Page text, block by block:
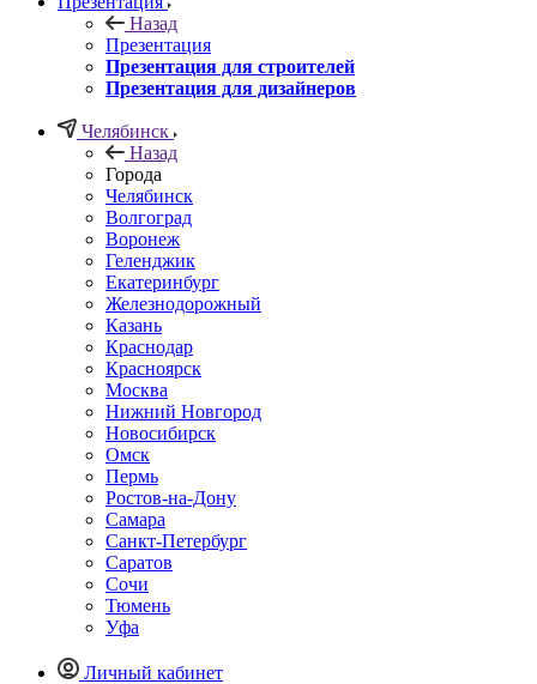
Назад
Презентация
Презентация для строителей
Презентация для дизайнеров
Челябинск
Назад
Города
Челябинск
Волгоград
Воронеж
Геленджик
Екатеринбург
Железнодорожный
Казань
Краснодар
Красноярск
Москва
Нижний Новгород
Новосибирск
Омск
Пермь
Ростов-на-Дону
Самара
Санкт-Петербург
Саратов
Сочи
Тюмень
Уфа
Личный кабинет